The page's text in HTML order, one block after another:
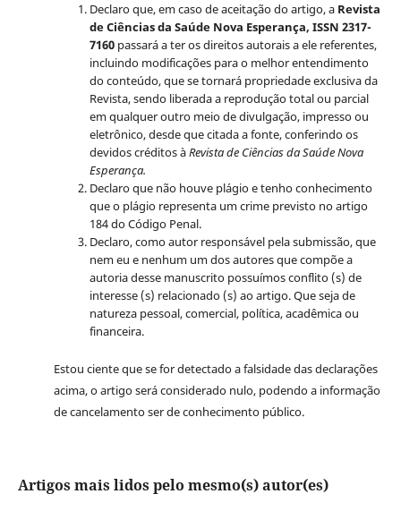
Declaro que, em caso de aceitação do artigo, a Revista
de Ciências da Saúde Nova Esperança, ISSN 2317-
7160passará a ter os direitos autorais a ele referentes,
incluindo modificações para o melhor entendimento
do conteúdo, que se tornará propriedade exclusiva da
Revista, sendo liberada a reprodução total ou parcial
em qualquer outro meio de divulgação, impresso ou
eletrônico, desde que citada a fonte, conferindo os
devidos créditos àRevista de Ciências da Saúde Nova
Esperança.
Declaro que não houve plágio e tenho conhecimento
que o plágio representa um crime previsto no artigo
184 do Código Penal.
Declaro, como autor responsável pela submissão, que
nem eu e nenhum um dos autores que compõe a
autoria desse manuscrito possuímos conflito (s) de
interesse (s) relacionado (s) ao artigo. Que seja de
natureza pessoal, comercial, política, acadêmica ou
financeira.
Estou ciente que se for detectado a falsidade das declarações
acima, o artigo será considerado nulo, podendo a informação
de cancelamento ser de conhecimento público.
Artigos mais lidos pelo mesmo(s) autor(es)